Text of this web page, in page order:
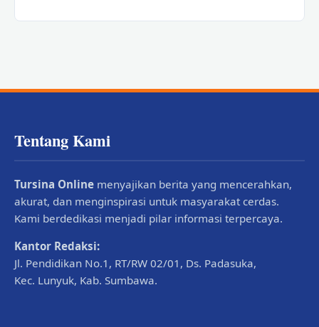
Tentang Kami
Tursina Online menyajikan berita yang mencerahkan,
akurat, dan menginspirasi untuk masyarakat cerdas.
Kami berdedikasi menjadi pilar informasi terpercaya.
Kantor Redaksi:
Jl. Pendidikan No.1, RT/RW 02/01, Ds. Padasuka,
Kec. Lunyuk, Kab. Sumbawa.